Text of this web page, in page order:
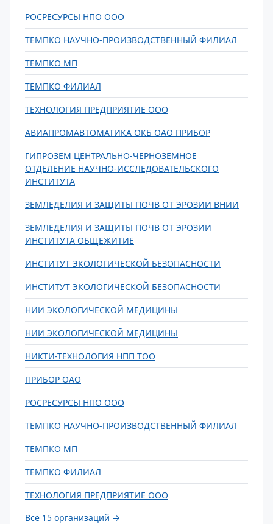
РОСРЕСУРСЫ НПО ООО
ТЕМПКО НАУЧНО-ПРОИЗВОДСТВЕННЫЙ ФИЛИАЛ
ТЕМПКО МП
ТЕМПКО ФИЛИАЛ
ТЕХНОЛОГИЯ ПРЕДПРИЯТИЕ ООО
АВИАПРОМАВТОМАТИКА ОКБ ОАО ПРИБОР
ГИПРОЗЕМ ЦЕНТРАЛЬНО-ЧЕРНОЗЕМНОЕ
ОТДЕЛЕНИЕ НАУЧНО-ИССЛЕДОВАТЕЛЬСКОГО
ИНСТИТУТА
ЗЕМЛЕДЕЛИЯ И ЗАЩИТЫ ПОЧВ ОТ ЭРОЗИИ ВНИИ
ЗЕМЛЕДЕЛИЯ И ЗАЩИТЫ ПОЧВ ОТ ЭРОЗИИ
ИНСТИТУТА ОБЩЕЖИТИЕ
ИНСТИТУТ ЭКОЛОГИЧЕСКОЙ БЕЗОПАСНОСТИ
ИНСТИТУТ ЭКОЛОГИЧЕСКОЙ БЕЗОПАСНОСТИ
НИИ ЭКОЛОГИЧЕСКОЙ МЕДИЦИНЫ
НИИ ЭКОЛОГИЧЕСКОЙ МЕДИЦИНЫ
НИКТИ-ТЕХНОЛОГИЯ НПП ТОО
ПРИБОР ОАО
РОСРЕСУРСЫ НПО ООО
ТЕМПКО НАУЧНО-ПРОИЗВОДСТВЕННЫЙ ФИЛИАЛ
ТЕМПКО МП
ТЕМПКО ФИЛИАЛ
ТЕХНОЛОГИЯ ПРЕДПРИЯТИЕ ООО
Все 15 организаций →